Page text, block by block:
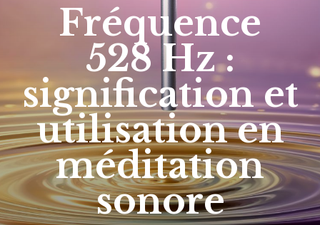
Fréquence
528 Hz :
signification et
utilisation en
méditation
sonore